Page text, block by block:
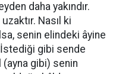
daha yakındır.
Nasıl ki
senin elindeki âyine
İstediği gibi sende
gibi) senin